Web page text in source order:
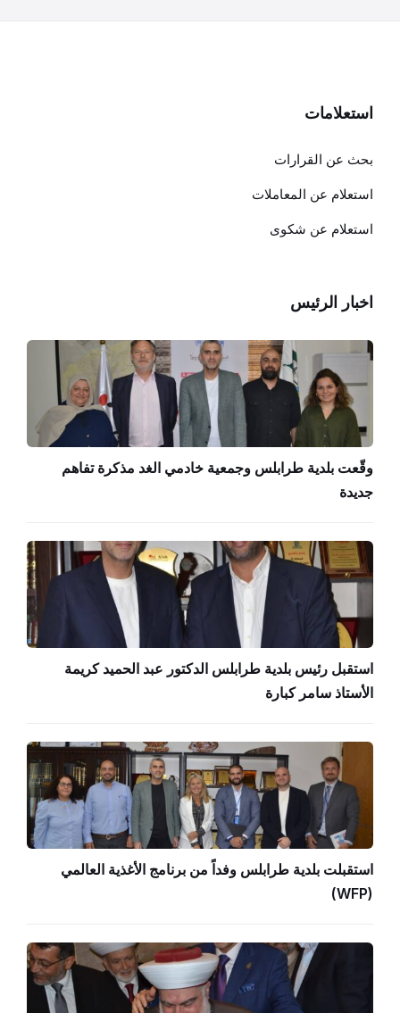
استعلامات
بحث عن القرارات
استعلام عن المعاملات
استعلام عن شكوى
اخبار الرئيس
وقّعت بلدية طرابلس وجمعية خادمي الغد مذكرة تفاهم
جديدة
استقبل رئيس بلدية طرابلس الدكتور عبد الحميد كريمة
الأستاذ سامر كبارة
استقبلت بلدية طرابلس وفداً من برنامج الأغذية العالمي
(WFP)